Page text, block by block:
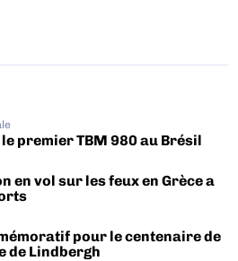
premier TBM 980 au Brésil
en vol sur les feux en Grèce a
pour le centenaire de
de Lindbergh